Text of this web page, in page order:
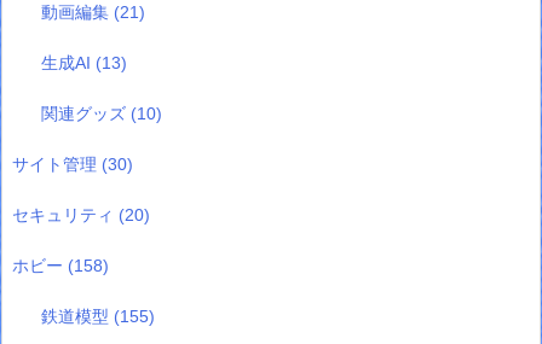
動画編集 (21)
生成AI (13)
関連グッズ (10)
サイト管理 (30)
セキュリティ (20)
ホビー (158)
鉄道模型 (155)